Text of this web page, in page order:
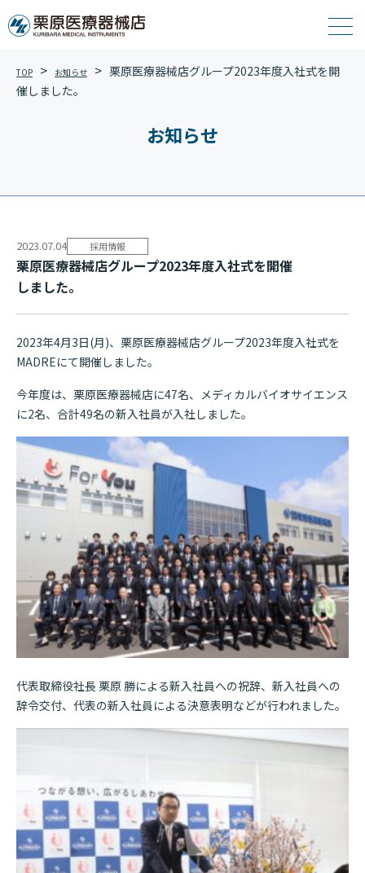
TOP お知らせ
栗原医療器械店グループ2023年度入社式を開
催し ま し た 。
お知らせ
2023.07.04 採用情報
栗原医療器械店グループ2023年度入社式を開催
し ま し た 。
2023年4月3日(月)、栗原医療器械店グループ2023年度入社式を
MADREにて開催しました。
今年度は、栗原医療器械店に47名、メディカルバイオサイエンス
に2名、合計49名の新入社員が入社しました。
代表取締役社長 栗原 勝による新入社員への祝辞、新入社員への
辞令交付、代表の新入社員による決意表明などが行われました。